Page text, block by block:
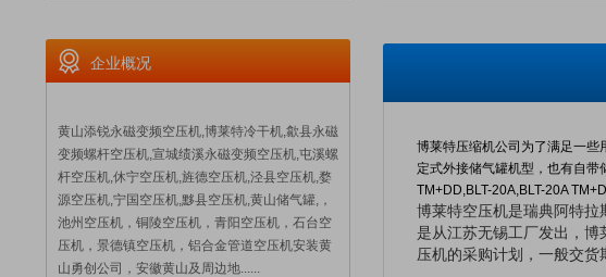
企业概况
黄山添锐永磁变频空压机,博莱特冷干机,歙县永磁
变频螺杆空压机,宣城绩溪永磁变频空压机,屯溪螺
杆空压机,休宁空压机,旌德空压机,泾县空压机,婺
源空压机,宁国空压机,黟县空压机,黄山储气罐,，
池州空压机，铜陵空压机，青阳空压机，石台空
压机，景德镇空压机，铝合金管道空压机安装黄
山勇创公司，安徽黄山及周边地......
博莱特压缩机公司为了满足一些
定式外接储气罐机型，也有自带
TM+DD,BLT-20A,BLT-20A
博莱特空压机是瑞典阿特
是从江苏无锡工厂发出，
压机的采购计划，一般交